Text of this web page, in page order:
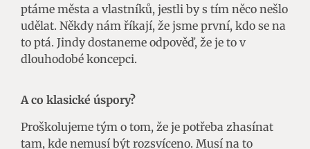
ptáme města a vlastníků, jestli by s tím něco nešlo
udělat. Někdy nám říkají, že jsme první, kdo se na
to ptá. Jindy dostaneme odpověď, že je to v
dlouhodobé koncepci.
A co klasické úspory?
Proškolujeme tým o tom, že je potřeba zhasínat
tam, kde nemusí být rozsvíceno. Musí na to